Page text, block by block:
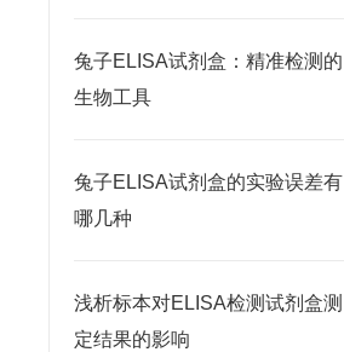
兔子ELISA试剂盒：精准检测的
生物工具
兔子ELISA试剂盒的实验误差有
哪几种
浅析标本对ELISA检测试剂盒测
定结果的影响